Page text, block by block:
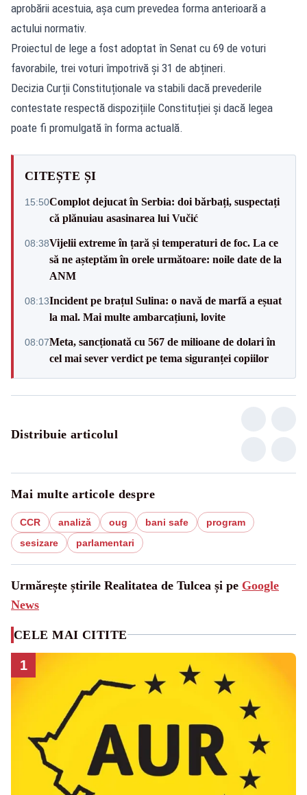
aprobării acestuia, așa cum prevedea forma anterioară a
actului normativ.
Proiectul de lege a fost adoptat în Senat cu 69 de voturi
favorabile, trei voturi împotrivă și 31 de abțineri.
Decizia Curții Constituționale va stabili dacă prevederile
contestate respectă dispozițiile Constituției și dacă legea
poate fi promulgată în forma actuală.
CITEȘTE ȘI
15:50Complot dejucat în Serbia: doi bărbați, suspectați
că plănuiau asasinarea lui Vučić
08:38Vijelii extreme în țară și temperaturi de foc. La ce
să ne așteptăm în orele următoare: noile date de la
ANM
08:13Incident pe brațul Sulina: o navă de marfă a eșuat
la mal. Mai multe ambarcațiuni, lovite
08:07Meta, sancționată cu 567 de milioane de dolari în
cel mai sever verdict pe tema siguranței copiilor
Distribuie articolul
Mai multe articole despre
CCR analiză oug bani safe
program
sesizare
parlamentari
Urmărește știrile Realitatea de Tulcea și pe Google
News
CELE MAI CITITE
1